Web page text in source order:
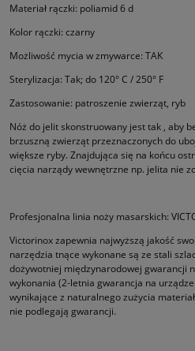
Materiał rączki: poliamid 6 d
Kolor rączki: czarny
Możliwość mycia w zmywarce: TAK
Sterylizacja: Tak; do 120° C / 250° F
Zastosowanie: patroszenie zwierząt, ryb
Nóż do jelit skonstruowany jest tak , aby
brzuszną zwierząt przeznaczonych do
większe ryby. Znajdująca się na końcu
cięcia narządy wewnętrzne np. jelita nie
Profesjonalna linia noży masarskich:
Victorinox zapewnia najwyższą jakość
narzędzia tnące wykonane są ze stali
dożywotniej międzynarodowej gwarancji
wykonania (2-letnia gwarancja na
wynikające z naturalnego zużycia
nie podlegają gwarancji.